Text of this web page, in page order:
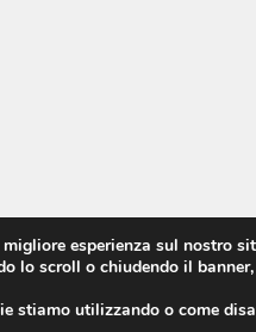
esperienza sul nostro
lo scroll o chiudendo il
stiamo utilizzando o come